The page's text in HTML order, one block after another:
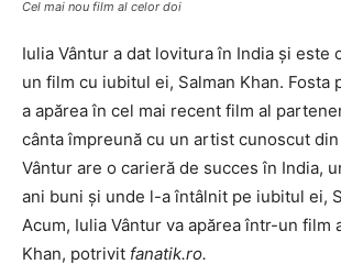
Cel mai nou film al celor doi
Iulia Vântur a dat lovitura în India și este
un film cu iubitul ei, Salman Khan. Fosta
a apărea în cel mai recent film al
cânta împreună cu un artist cunoscut
Vântur are o carieră de succes în India,
ani buni și unde l-a întâlnit pe iubitul ei,
Acum, Iulia Vântur va apărea într-un film
Khan, potrivit fanatik.ro.